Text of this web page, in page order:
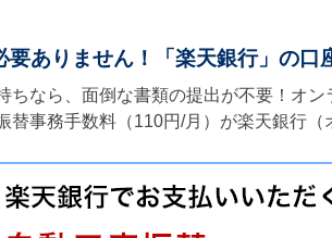
要ありません！「楽天銀行」の口
ちなら、面倒な書類の提出が不要！オ
替事務手数料（110円/月）が楽天銀行